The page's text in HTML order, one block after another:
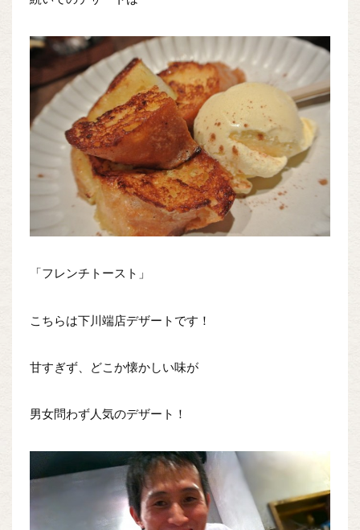
「フレンチトースト」
こちらは下川端店デザートです！
甘すぎず、どこか懐かしい味が
男女問わず人気のデザート！